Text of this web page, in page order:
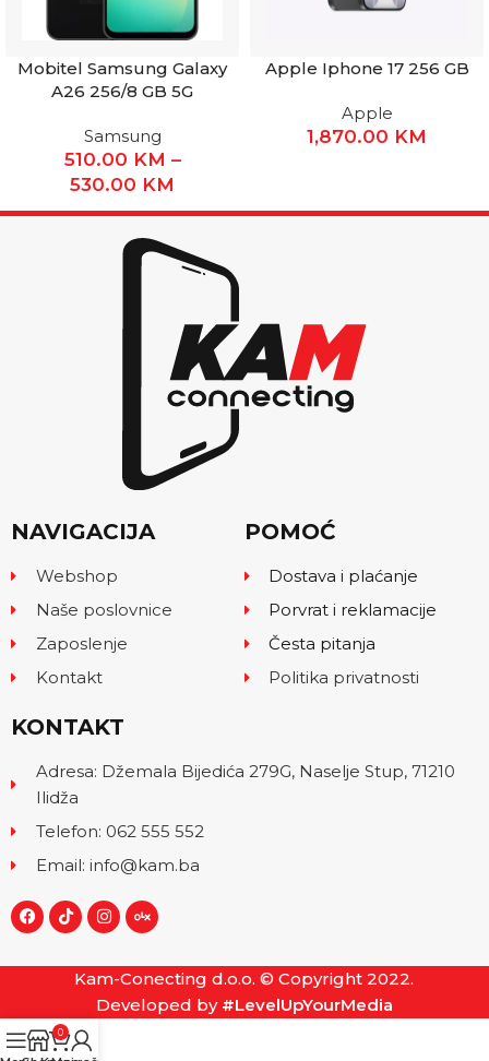
Mobitel Samsung Galaxy
A26 256/8 GB 5G
Samsung
510.00 KM –
530.00 KM
Apple Iphone 17 256 GB
Apple
1,870.00 KM
NAVIGACIJA
Webshop
Naše poslovnice
Zaposlenje
Kontakt
POMOĆ
Dostava i plaćanje
Porvrat i reklamacije
Česta pitanja
Politika privatnosti
KONTAKT
Adresa: Džemala Bijedića 279G, Naselje Stup, 71210
Ilidža
Telefon: 062 555 552
Email: info@kam.ba
Kam-Conecting d.o.o. © Copyright 2022.
Developed by #LevelUpYourMedia
0